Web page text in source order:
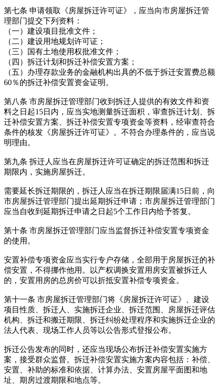
第七条 申请领取《房屋拆迁许可证》，应当向市房屋拆迁管
理部门提交下列资料：
（一）建设项目批准文件；
（二）建设用地规划许可证；
（三）国有土地使用权批准文件；
（四）拆迁计划和拆迁补偿安置方案；
（五）办理存款业务的金融机构出具的不低于拆迁安置费总额
60％的拆迁补偿安置资金证明。
第八条 市房屋拆迁管理部门收到拆迁人提供的有效文件和资
料之日起15日内，应当实地测量拆迁面积，审查拆迁计划、拆
迁补偿安置方案、拆迁补偿安置专项资金等资料，经审查符合
条件的核发《房屋拆迁许可证》。不符合办理条件的，应当说
明理由。
第九条 拆迁人应当在房屋拆迁许可证确定的拆迁范围和拆迁
期限内，实施房屋拆迁。
需要延长拆迁期限的，拆迁人应当在拆迁期限届满15日前，向
市房屋拆迁管理部门提出延期拆迁申请；市房屋拆迁管理部门
应当自收到延期拆迁申请之日起5个工作日内给予答复。
第十条 市房屋拆迁管理部门应当监督拆迁补偿安置专项资金
的使用。
安置补偿专项资金应当实行专户存储，全部用于房屋拆迁的补
偿安置，不得挪作他用。以产权调换安置用房安置被拆迁人
的，安置用房的总房价可以折抵安置补偿专项资金。
第十一条 市房屋拆迁管理部门将《房屋拆迁许可证》、建设
项目性质、拆迁人、实施拆迁企业、拆迁范围、房屋拆迁评估
机构、拆迁和搬迁期限、拆迁纠纷处理程序和实施拆迁企业的
法人代表、现场工作人员等以公告形式登报公布。
拆迁公告发布的同时，还应当现场公布拆迁补偿安置实施方
案，接受群众监督。拆迁补偿安置实施方案内容包括：补偿、
安置、补助的标准和依据、计算办法、安置房屋平面图和地
址、期房过渡期限和地点等。